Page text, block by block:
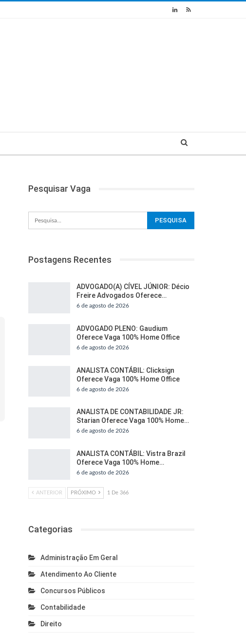
Pesquisar Vaga
Postagens Recentes
ADVOGADO(A) CÍVEL JÚNIOR: Décio
Freire Advogados Oferece…
6 de agosto de 2026
ADVOGADO PLENO: Gaudium
Oferece Vaga 100% Home Office
6 de agosto de 2026
ANALISTA CONTÁBIL: Clicksign
Oferece Vaga 100% Home Office
6 de agosto de 2026
ANALISTA DE CONTABILIDADE JR:
Starian Oferece Vaga 100% Home…
6 de agosto de 2026
ANALISTA CONTÁBIL: Vistra Brazil
Oferece Vaga 100% Home…
6 de agosto de 2026
ANTERIOR PRÓXIMO 1 De 366
Categorias
Administração Em Geral
Atendimento Ao Cliente
Concursos Públicos
Contabilidade
Direito